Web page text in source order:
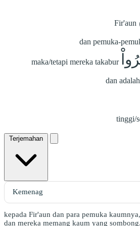
Fir'aun
dan pemuka-
maka/tetapi mereka takabur
dan
tinggi/
Terjemahan
kepada Fir'aun dan para pemuka
dan mereka memang kaum yang sombong.